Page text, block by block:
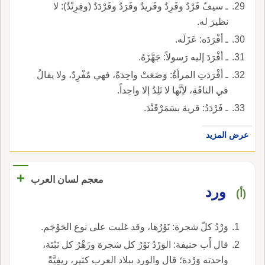
ـ سيفٌ فَرْدٌ وفَرِدٌ وفَريدٌ وفَرَدٌ وفَرْدَدٌ (وفِرِنْدٌ): لا
نظيرَ له.
ـ أفْرَدَه: عَزَلَه.
ـ أفْرَدَ إليه رَسولاً: جَهَّزَهُ.
ـ أفْرَدَتِ المرأةُ: وَضَعَتْ واحِدَةً، فهي مُفْرِدٌ، ولا يقالُ
في الناقَةِ، لأِنَّها لا تَلِدُ إلا واحِداً.
ـ فَرْدَدُ: قرية بسَمَرْقَنْدَ.
عرض المزيد
معجم لسان العرب +
(أ) ورد
وَرْدُ كلّ شجرة: نَوْرُها، وقد غلبت على نوع الحَوْجَم.
قال أَب حنيفة: الوَرْدُ نَوْرُ كل شجرة وزَهْرُ كل نَبْتَة،
واحدته وَرْدة؛ قال والورد ببلاد العرب كثير، رِيفِيَّةً